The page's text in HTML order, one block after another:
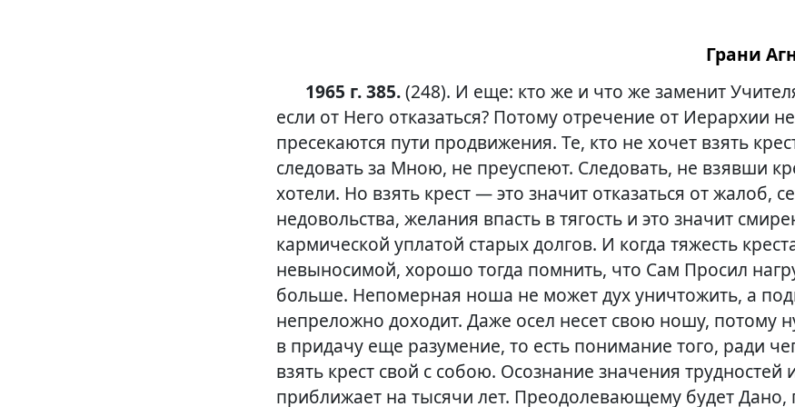
Грани
1965 г. 385.(248). И еще: кто же и что же заменит
если от Него отказаться? Потому отречение от Иерархии
пресекаются пути продвижения. Те, кто не хочет взять
следовать за Мною, не преуспеют. Следовать, не взявши
хотели. Но взять крест — это значит отказаться от жалоб,
недовольства, желания впасть в тягость и это значит
кармической уплатой старых долгов. И когда тяжесть
невыносимой, хорошо тогда помнить, что Сам Просил
больше. Непомерная ноша не может дух уничтожить, а
непреложно доходит. Даже осел несет свою ношу, потому
в придачу еще разумение, то есть понимание того, ради
взять крест свой с собою. Осознание значения трудностей
приближает на тысячи лет. Преодолевающему будет